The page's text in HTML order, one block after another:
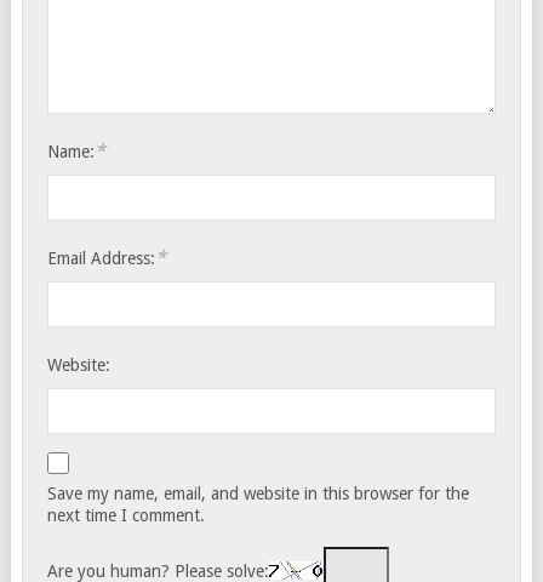
Name: *
Email Address: *
Website:
Save my name, email, and website in this browser for the
next time I comment.
Are you human? Please solve: